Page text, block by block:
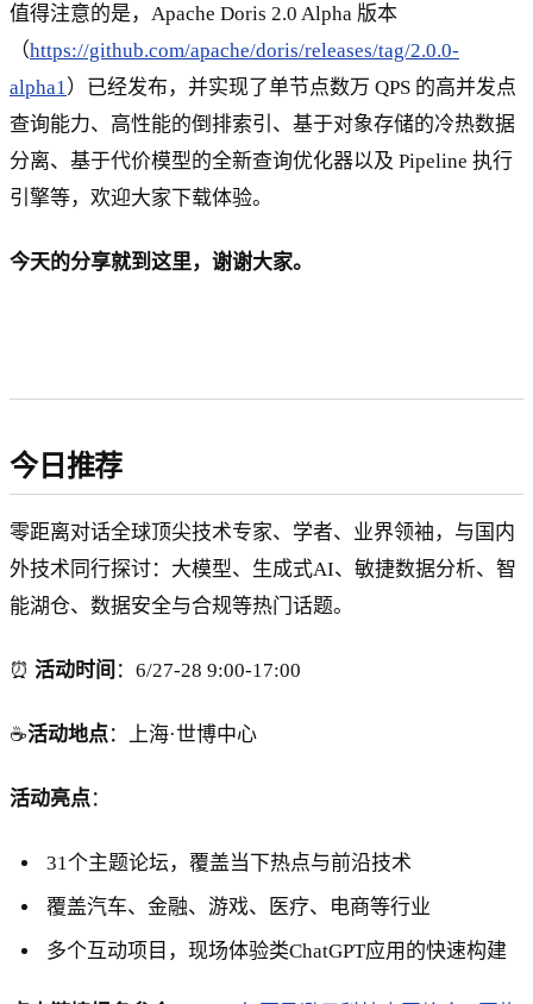
值得注意的是，Apache Doris 2.0 Alpha 版本
（https://github.com/apache/doris/releases/tag/2.0.0-
alpha1 ）已经发布，并实现了单节点数万 QPS 的高并发点
查询能力、高性能的倒排索引、基于对象存储的冷热数据
分离、基于代价模型的全新查询优化器以及 Pipeline 执行
引擎等，欢迎大家下载体验。
今天的分享就到这里，谢谢大家。
今日推荐
零距离对话全球顶尖技术专家、学者、业界领袖，与国内
外技术同行探讨：大模型、生成式AI、敏捷数据分析、智
能湖仓、数据安全与合规等热门话题。
⏰ 活动时间 ：6/27-28 9:00-17:00
☕️活动地点：上海·世博中心
活动亮点：
31个主题论坛，覆盖当下热点与前沿技术
覆盖汽车、金融、游戏、医疗、电商等行业
多个互动项目，现场体验类ChatGPT应用的快速构建